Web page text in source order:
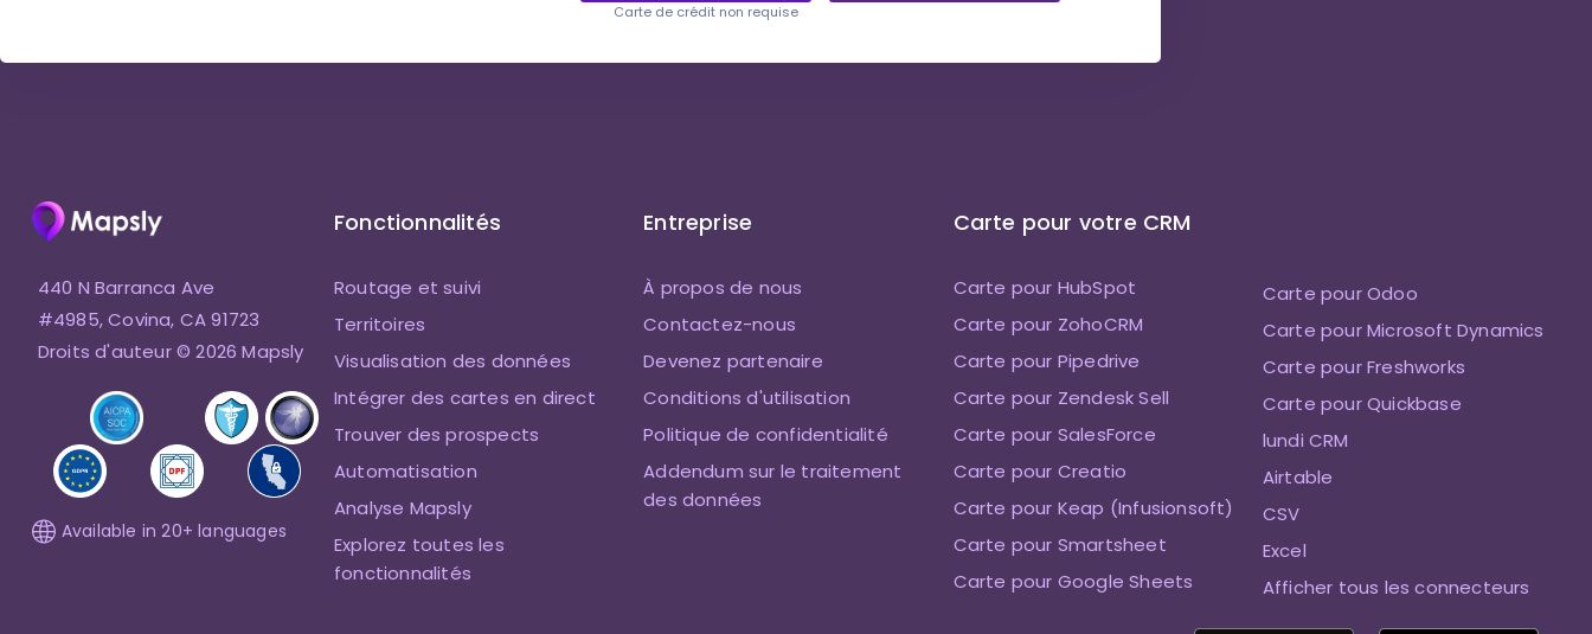
Carte de crédit non requise
440 N Barranca Ave
#4985, Covina, CA 91723
Droits d'auteur © 2026 Mapsly
Available in 20+ languages
Fonctionnalités
Routage et suivi
Territoires
Visualisation des données
Intégrer des cartes en direct
Trouver des prospects
Automatisation
Analyse Mapsly
Explorez toutes les
fonctionnalités
Entreprise
À propos de nous
Contactez-nous
Devenez partenaire
Conditions d'utilisation
Politique de confidentialité
Addendum sur le traitement
des données
Carte pour votre CRM
Carte pour HubSpot
Carte pour ZohoCRM
Carte pour Pipedrive
Carte pour Zendesk Sell
Carte pour SalesForce
Carte pour Creatio
Carte pour Keap (Infusionsoft)
Carte pour Smartsheet
Carte pour Google Sheets
Carte pour Odoo
Carte pour Microsoft Dynamics
Carte pour Freshworks
Carte pour Quickbase
lundi CRM
Airtable
CSV
Excel
Afficher tous les connecteurs